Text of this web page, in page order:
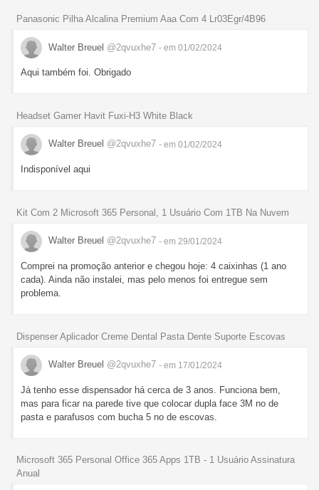
Panasonic Pilha Alcalina Premium Aaa Com 4 Lr03Egr/4B96
Walter Breuel @2qvuxhe7 - em 01/02/2024
Aqui também foi. Obrigado
Headset Gamer Havit Fuxi-H3 White Black
Walter Breuel @2qvuxhe7 - em 01/02/2024
Indisponível aqui
Kit Com 2 Microsoft 365 Personal, 1 Usuário Com 1TB Na Nuvem
Walter Breuel @2qvuxhe7 - em 29/01/2024
Comprei na promoção anterior e chegou hoje: 4 caixinhas (1 ano
cada). Ainda não instalei, mas pelo menos foi entregue sem
problema.
Dispenser Aplicador Creme Dental Pasta Dente Suporte Escovas
Walter Breuel @2qvuxhe7 - em 17/01/2024
Já tenho esse dispensador há cerca de 3 anos. Funciona bem,
mas para ficar na parede tive que colocar dupla face 3M no de
pasta e parafusos com bucha 5 no de escovas.
Microsoft 365 Personal Office 365 Apps 1TB - 1 Usuário Assinatura
Anual